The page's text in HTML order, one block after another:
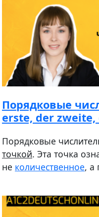
Порядковые
erste, der
Порядковые
точкой. Эта точка
не количественное, а